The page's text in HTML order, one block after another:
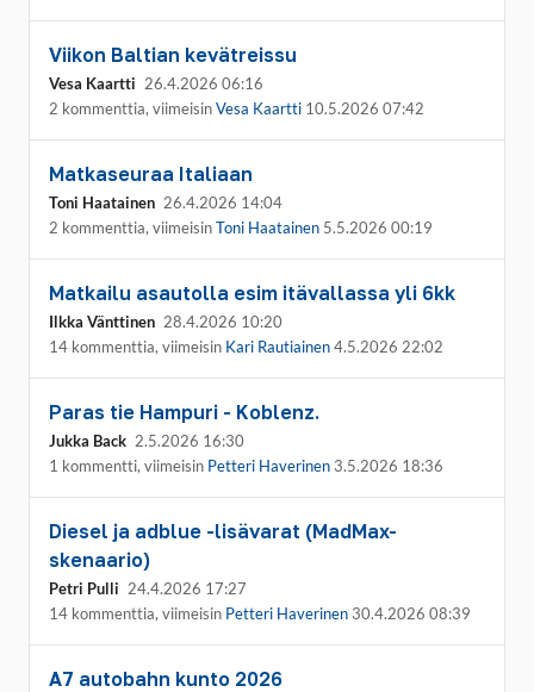
Viikon Baltian kevätreissu
Vesa Kaartti 26.4.2026 06:16
2 kommenttia, viimeisinVesa Kaartti 10.5.2026 07:42
Matkaseuraa Italiaan
Toni Haatainen 26.4.2026 14:04
2 kommenttia, viimeisinToni Haatainen 5.5.2026 00:19
Matkailu asautolla esim itävallassa yli 6kk
Ilkka Vänttinen 28.4.2026 10:20
14 kommenttia, viimeisin Kari Rautiainen4.5.2026 22:02
Paras tie Hampuri - Koblenz.
Jukka Back 2.5.2026 16:30
1 kommentti, viimeisin Petteri Haverinen 3.5.2026 18:36
Diesel ja adblue -lisävarat (MadMax-
skenaario)
Petri Pulli 24.4.2026 17:27
14 kommenttia, viimeisin Petteri Haverinen 30.4.2026 08:39
A7 autobahn kunto 2026